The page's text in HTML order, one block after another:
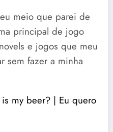
meio que parei de
principal de jogo
e jogos que meu
sem fazer a minha
my beer? | Eu quero